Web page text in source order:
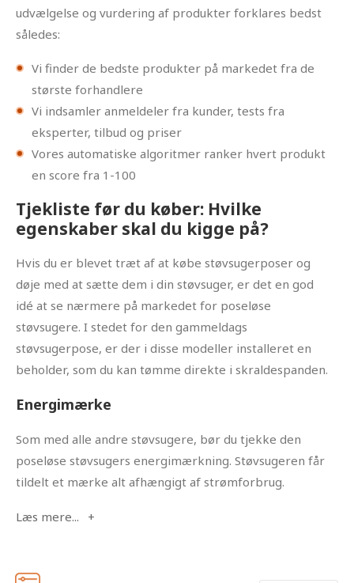
udvælgelse og vurdering af produkter forklares bedst
således:
Vi finder de bedste produkter på markedet fra de
største forhandlere
Vi indsamler anmeldeler fra kunder, tests fra
eksperter, tilbud og priser
Vores automatiske algoritmer ranker hvert produkt
en score fra 1-100
Tjekliste før du køber: Hvilke
egenskaber skal du kigge på?
Hvis du er blevet træt af at købe støvsugerposer og
døje med at sætte dem i din støvsuger, er det en god
idé at se nærmere på markedet for poseløse
støvsugere. I stedet for den gammeldags
støvsugerpose, er der i disse modeller installeret en
beholder, som du kan tømme direkte i skraldespanden.
Energimærke
Som med alle andre støvsugere, bør du tjekke den
poseløse støvsugers energimærkning. Støvsugeren får
tildelt et mærke alt afhængigt af strømforbrug.